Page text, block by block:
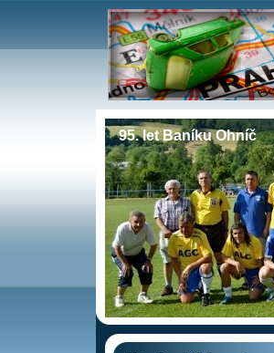
95. let Baníku Ohníč